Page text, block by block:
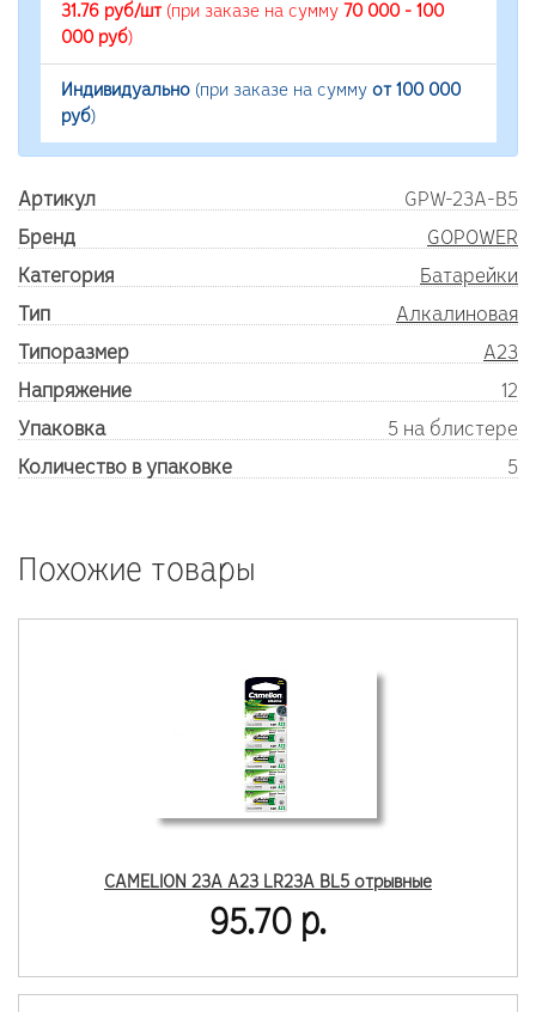
31.76 руб/шт(при заказе на сумму 70 000 - 100
000 руб)
Индивидуально (при заказе на сумму от 100 000
руб)
Артикул
GPW-23A-B5
Бренд
GOPOWER
Категория
Батарейки
Тип
Алкалиновая
Типоразмер
A23
Напряжение
12
Упаковка
5 на блистере
Количество в упаковке
5
Похожие товары
CAMELION 23A A23 LR23A BL5 отрывные
95.70 р.